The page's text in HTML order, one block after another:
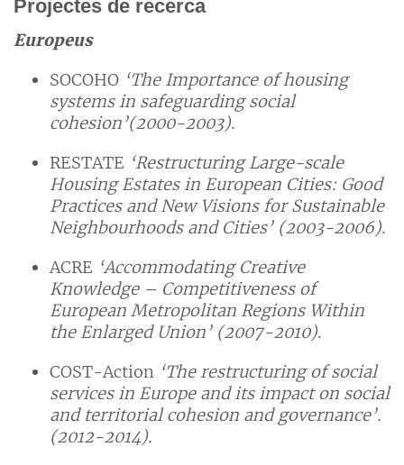
Projectes de recerca
Europeus
SOCOHO ‘The Importance of housing
systems in safeguarding social
cohesion’(2000-2003).
RESTATE ‘Restructuring Large-scale
Housing Estates in European Cities: Good
Practices and New Visions for Sustainable
Neighbourhoods and Cities’ (2003-2006).
ACRE ‘Accommodating Creative
Knowledge – Competitiveness of
European Metropolitan Regions Within
the Enlarged Union’ (2007-2010).
COST-Action ‘The restructuring of social
services in Europe and its impact on social
and territorial cohesion and governance’.
(2012-2014).